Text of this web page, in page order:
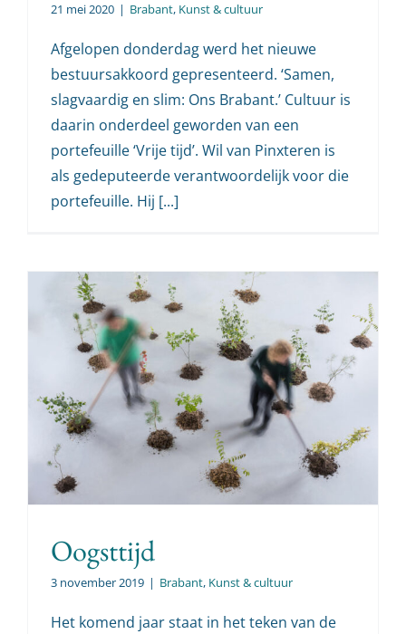
21 mei 2020 | Brabant, Kunst & cultuur
Afgelopen donderdag werd het nieuwe
bestuursakkoord gepresenteerd. ‘Samen,
slagvaardig en slim: Ons Brabant.’ Cultuur is
daarin onderdeel geworden van een
portefeuille ‘Vrije tijd’. Wil van Pinxteren is
als gedeputeerde verantwoordelijk voor die
portefeuille. Hij [...]
Oogsttijd
3 november 2019 | Brabant, Kunst & cultuur
Het komend jaar staat in het teken van de